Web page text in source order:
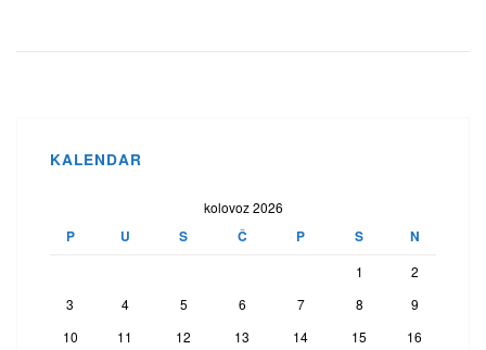
KALENDAR
kolovoz 2026
P U S Č P S N
1
2
3
4 5 6 7 8
9
10
11 12 13 14 15
16